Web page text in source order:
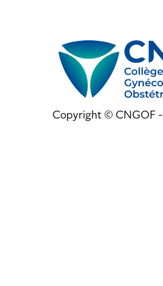
Copyright © CNGOF -